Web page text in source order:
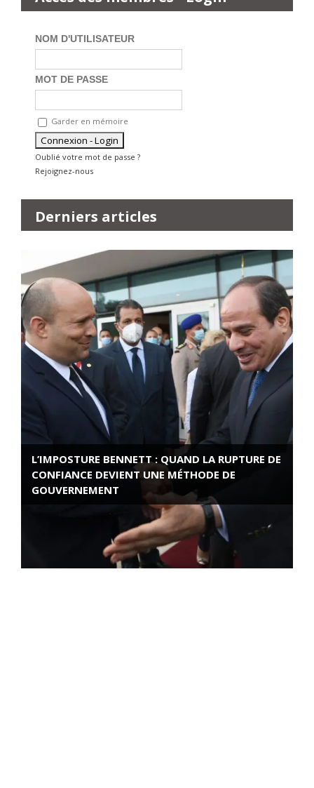
NOM D'UTILISATEUR
MOT DE PASSE
Garder en mémoire
Oublié votre mot de passe ?
Rejoignez-nous
Derniers articles
L’IMPOSTURE BENNETT : QUAND LA RUPTURE DE
CONFIANCE DEVIENT UNE MÉTHODE DE
GOUVERNEMENT
ROSE VALLAND, HEROÏNE DE LA RESISTANCE